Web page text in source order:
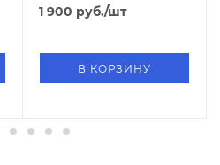
1 900 руб./шт
В КОРЗИНУ